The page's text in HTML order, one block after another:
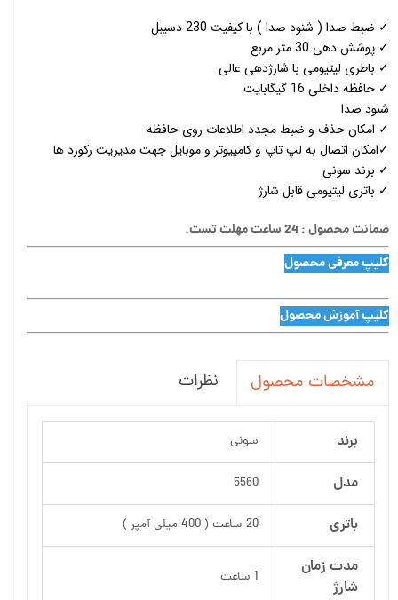
✓ ضبط صدا ( شنود صدا ) با کیفیت 230 دسیبل
✓ پوشش دهی 30 متر مربع
✓ باطری لیتیومی با شارژدهی عالی
✓ حافظه داخلی 16 گیگابایت
شنود صدا
✓ امکان حذف و ضبط مجدد اطلاعات روی حافظه
✓امکان اتصال به لپ تاپ و کامپیوتر و موبایل جهت مدیریت رکورد ها
✓ برند سونی
✓ باتری لیتیومی قابل شارژ
ضمانت محصول : 24 ساعت مهلت تست.
کلیپ معرفی محصول
کلیپ آموزش محصول
مشخصات محصول نظرات
برند سونی
مدل 5560
باتری 20 ساعت ( 400 میلی آمپر )
مدت زمان
شارژ
1 ساعت